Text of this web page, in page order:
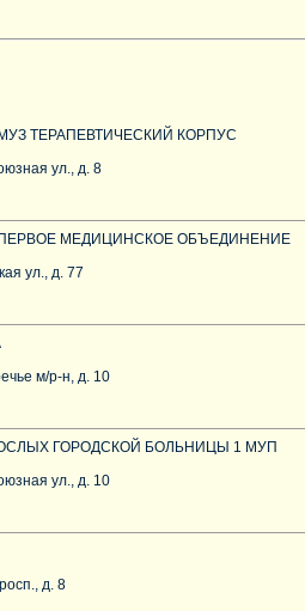
ТЕРАПЕВТИЧЕСКИЙ КОРПУС
ул., д. 8
МЕДИЦИНСКОЕ ОБЪЕДИНЕНИЕ
ул., д. 77
м/р-н, д. 10
ГОРОДСКОЙ БОЛЬНИЦЫ 1 МУП
ул., д. 10
д. 8